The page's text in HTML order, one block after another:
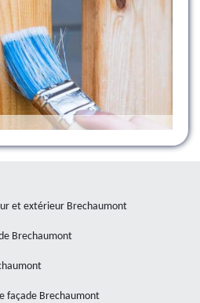
et extérieur Brechaumont
Brechaumont
façade Brechaumont